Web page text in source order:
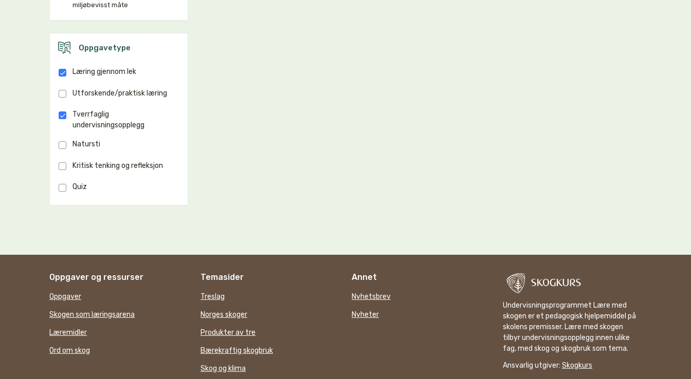
miljøbevisst måte
Oppgavetype
Læring gjennom lek
Utforskende/praktisk læring
Tverrfaglig
undervisningsopplegg
Natursti
Kritisk tenking og refleksjon
Quiz
Oppgaver og ressurser
Oppgaver
Skogen som læringsarena
Læremidler
Ord om skog
Temasider
Treslag
Norges skoger
Produkter av tre
Bærekraftig skogbruk
Skog og klima
Annet
Nyhetsbrev
Nyheter
Undervisningsprogrammet Lære med
skogen er et pedagogisk hjelpemiddel på
skolens premisser. Lære med skogen
tilbyr undervisningsopplegg innen ulike
fag, med skog og skogbruk som tema.
Ansvarlig utgiver: Skogkurs